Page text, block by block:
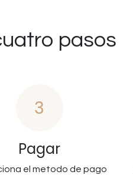
pasos
3
Pagar
el metodo de pago